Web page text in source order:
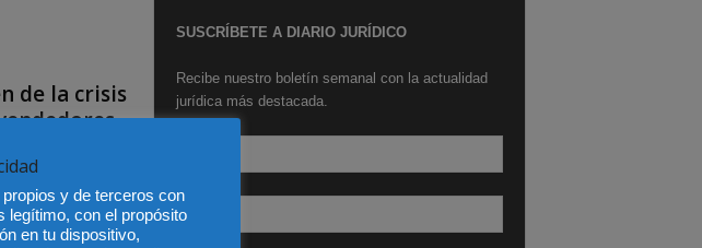
de la crisis
SUSCRÍBETE A DIARIO JURÍDICO
Recibe nuestro boletín semanal con la actualidad
jurídica más destacada.
y de terceros con
legítimo, con el propósito
en tu dispositivo,